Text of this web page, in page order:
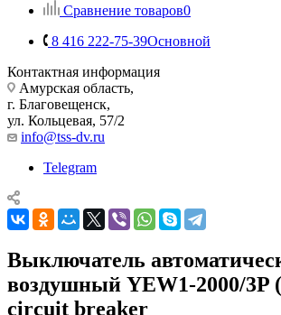
Сравнение товаров0
8 416 222-75-39Основной
Контактная информация
Амурская область,
г. Благовещенск,
ул. Кольцевая, 57/2
info@tss-dv.ru
Telegram
Выключатель
воздушный YEW1-2000/3P
circuit breaker